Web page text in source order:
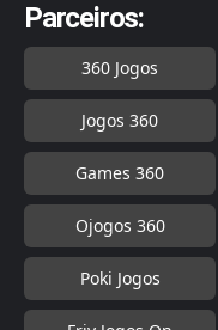
Parceiros:
360 Jogos
Jogos 360
Games 360
Ojogos 360
Poki Jogos